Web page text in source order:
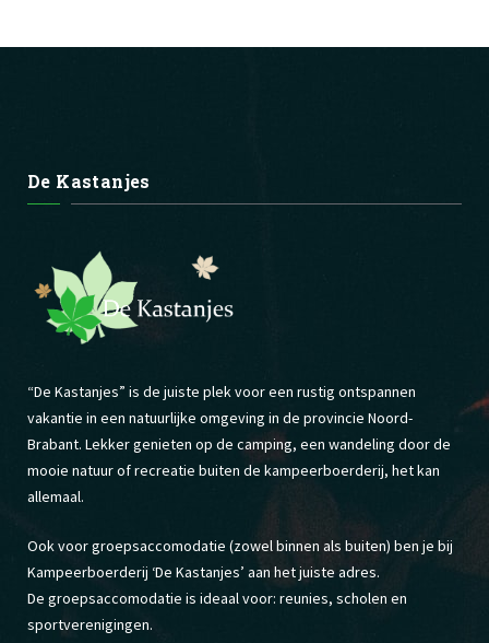
De Kastanjes
“De Kastanjes” is de juiste plek voor een rustig ontspannen
vakantie in een natuurlijke omgeving in de provincie Noord-
Brabant. Lekker genieten op de camping, een wandeling door de
mooie natuur of recreatie buiten de kampeerboerderij, het kan
allemaal.
Ook voor groepsaccomodatie (zowel binnen als buiten) ben je bij
Kampeerboerderij ‘De Kastanjes’ aan het juiste adres.
De groepsaccomodatie is ideaal voor: reunies, scholen en
sportverenigingen.